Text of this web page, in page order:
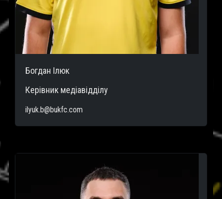
Богдан Ілюк
Керівник медіавідділу
ilyuk.b@bukfc.com